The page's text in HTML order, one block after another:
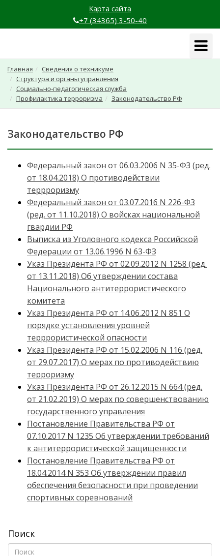
Карта сайта
+7 (34365) 3-50-40
Главная
Сведения о техникуме
Структура и органы управления
Социально-педагогическая служба
Профилактика терроризма
Законодательство РФ
Законодательство РФ
Федеральный закон от 06.03.2006 N 35-ФЗ (ред.
от 18.04.2018) О противодействии
террроризму
Федеральный закон от 03.07.2016 N 226-ФЗ
(ред. от 11.10.2018) О войсках национальной
гвардии РФ
Выписка из Уголовного кодекса Российской
Федерации от 13.06.1996 N 63-ФЗ
Указ Президента РФ от 02.09.2012 N 1258 (ред.
от 13.11.2018) Об утверждении состава
Национального антитеррористического
комитета
Указ Президента РФ от 14.06.2012 N 851 О
порядке установления уровней
терррористической опасности
Указ Президента РФ от 15.02.2006 N 116 (ред.
от 29.07.2017) О мерах по противодействию
терроризму
Указ Президента РФ от 26.12.2015 N 664 (ред.
от 21.02.2019) О мерах по совершенствованию
государственного управления
Постановление Правительства РФ от
07.10.2017 N 1235 Об утверждении требований
к антитеррористической защищенности
Постановление Правительства РФ от
18.04.2014 N 353 Об утверждении правил
обеспечения безопасности при проведении
спортивных соревнований
Поиск